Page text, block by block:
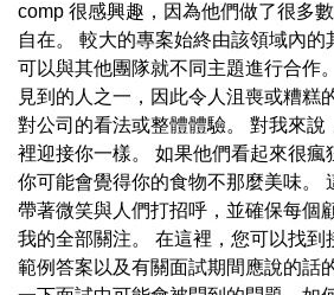
comp 很感興趣，因為他們做了很多
自在。 較大的專案始終由該領域內的
可以與其他團隊就不同主題進行合作
見到的人之一，因此令人沮喪或糟糕
對公司的看法或整體體驗。 對我來說
裡迎接你一樣。 如果他們看起來很瘋
你可能會覺得你的食物不那麼美味。
帶著微笑與人們打招呼，並確保每個
我的全部關注。 在這裡，您可以找到
範例答案以及有關面試期間應說的話